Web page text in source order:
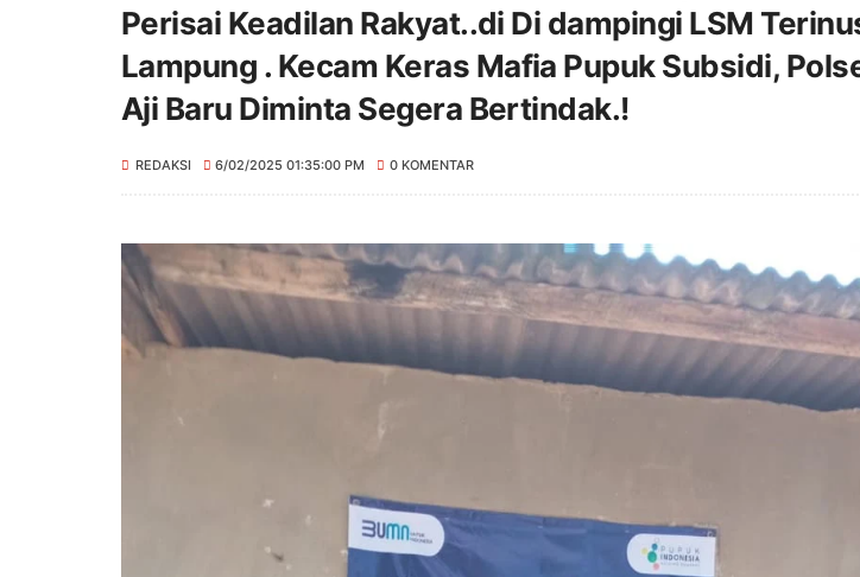
Perisai Keadilan Rakyat..di Di dampingi LSM
Lampung . Kecam Keras Mafia Pupuk Subsidi,
Aji Baru Diminta Segera Bertindak.!
REDAKSI 6/02/2025 01:35:00 PM 0 KOMENTAR